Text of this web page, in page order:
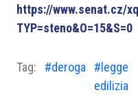
https://www.senat.cz/
TYP=steno&O=15&S=0
Tag: #deroga
#legge
edilizia